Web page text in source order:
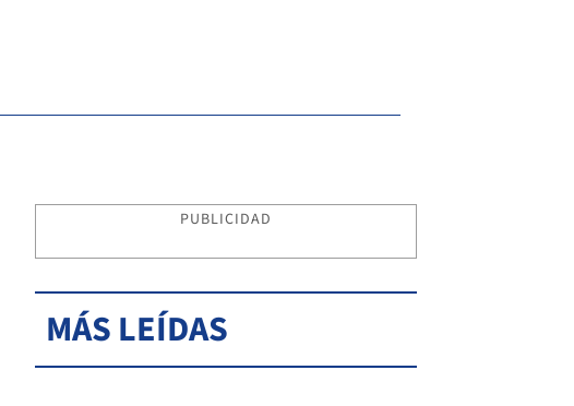
PUBLICIDAD
MÁS LEÍDAS